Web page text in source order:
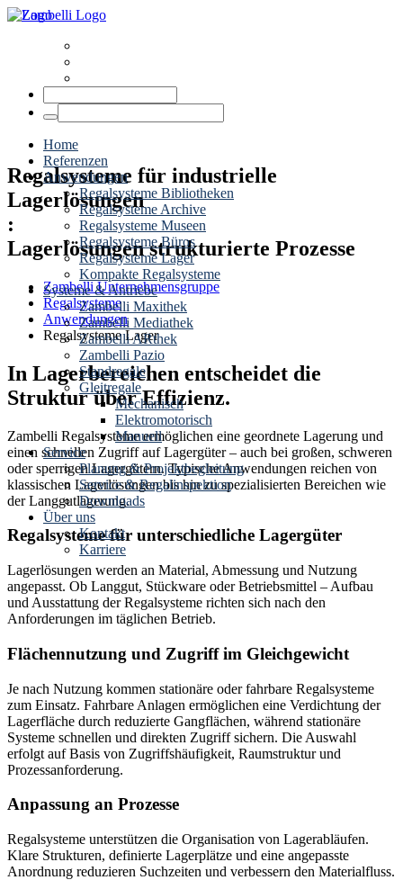
Home
Referenzen
Anwendungen
Regalsysteme Bibliotheken
Regalsysteme Archive
Regalsysteme Museen
Regalsysteme Büros
Regalsysteme Lager
Kompakte Regalsysteme
Systeme & Antriebe
Zambelli Maxithek
Zambelli Mediathek
Zambelli ARthek
Zambelli Pazio
Standregale
Gleitregale
Mechanisch
Elektromotorisch
Manuell
Service
Planung & Projektbegleitung
Service & Regalinspektion
Downloads
Über uns
Kontakt
Karriere
Regalsysteme für industrielle
Lagerlösungen
:
Lagerlösungen strukturierte Prozesse
Zambelli Unternehmensgruppe
Regalsysteme
Anwendungen
Regalsysteme Lager
In Lagerbereichen entscheidet die
Struktur über Effizienz.
Zambelli Regalsysteme ermöglichen eine geordnete Lagerung und
einen schnellen Zugriff auf Lagergüter – auch bei großen, schweren
oder sperrigen Lagergütern. Typische Anwendungen reichen von
klassischen Lagerlösungen bis hin zu spezialisierten Bereichen wie
der Langgutlagerung.
Regalsysteme für unterschiedliche Lagergüter
Lagerlösungen werden an Material, Abmessung und Nutzung
angepasst. Ob Langgut, Stückware oder Betriebsmittel – Aufbau
und Ausstattung der Regalsysteme richten sich nach den
Anforderungen im täglichen Betrieb.
Flächennutzung und Zugriff im Gleichgewicht
Je nach Nutzung kommen stationäre oder fahrbare Regalsysteme
zum Einsatz. Fahrbare Anlagen ermöglichen eine Verdichtung der
Lagerfläche durch reduzierte Gangflächen, während stationäre
Systeme schnellen und direkten Zugriff sichern. Die Auswahl
erfolgt auf Basis von Zugriffshäufigkeit, Raumstruktur und
Prozessanforderung.
Anpassung an Prozesse
Regalsysteme unterstützen die Organisation von Lagerabläufen.
Klare Strukturen, definierte Lagerplätze und eine angepasste
Anordnung reduzieren Suchzeiten und verbessern den Materialfluss.